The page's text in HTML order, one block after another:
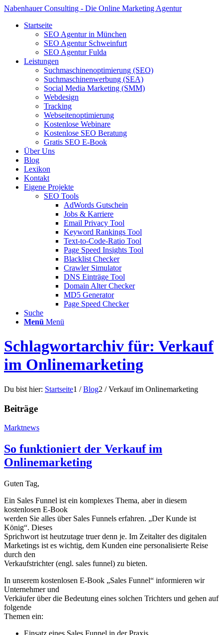
Nabenhauer Consulting - Die Online Marketing Agentur
Startseite
SEO Agentur in München
SEO Agentur Schweinfurt
SEO Agentur Fulda
Leistungen
Suchmaschinenoptimierung (SEO)
Suchmaschinenwerbung (SEA)
Social Media Marketing (SMM)
Webdesign
Tracking
Webseitenoptimierung
Kostenlose Webinare
Kostenlose SEO Beratung
Gratis SEO E-Book
Über Uns
Blog
Lexikon
Kontakt
Eigene Projekte
SEO Tools
AdWords Gutschein
Jobs & Karriere
Email Privacy Tool
Keyword Rankings Tool
Text-to-Code-Ratio Tool
Page Speed Insights Tool
Blacklist Checker
Crawler Simulator
DNS Einträge Tool
Domain Alter Checker
MD5 Generator
Page Speed Checker
Suche
Menü Menü
Schlagwortarchiv für: Verkauf
im Onlinemarketing
Du bist hier: Startseite1 / Blog2 / Verkauf im Onlinemarketing
Beiträge
Marktnews
So funktioniert der Verkauf im
Onlinemarketing
Guten Tag,
Ein Sales Funnel ist ein komplexes Thema, aber in diesem
kostenlosen E-Book
werden Sie alles über Sales Funnels erfahren. „Der Kunde ist
König“. Dieses
Sprichwort ist heutzutage truer denn je. Im Zeitalter des digitalen
Marketings ist es wichtig, dem Kunden eine personalisierte Reise
durch den
Verkaufstrichter (engl. sales funnel) zu bieten.
In unserem kostenlosen E-Book „Sales Funnel“ informieren wir
Unternehmer und
Verkäufer über die Bedeutung eines solchen Trichters und gehen auf
folgende
Themen ein: